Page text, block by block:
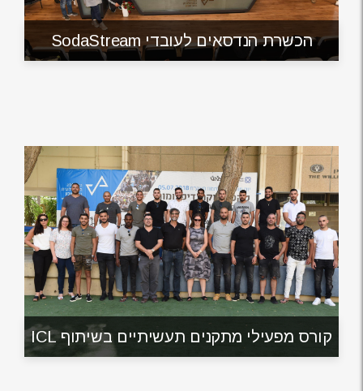
הכשרת הנדסאים לעובדי SodaStream
קורס מפעילי מתקנים תעשיתיים בשיתוף ICL